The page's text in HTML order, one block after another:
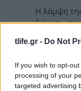
tlife.gr - Do Not
If you wish to opt-
processing of your
targeted advertising
Η λάμψη
δείχνει
κρεμώδη
δέρμα να